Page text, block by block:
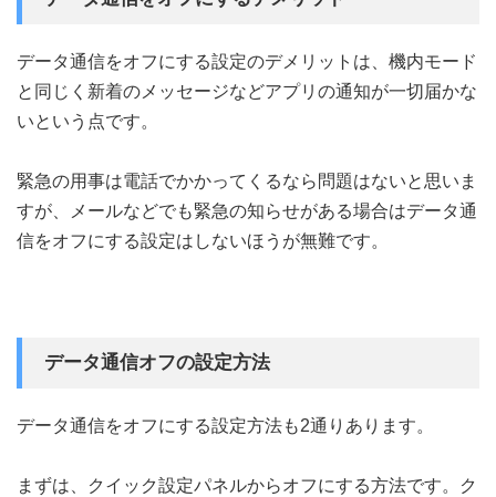
データ通信をオフにする設定のデメリットは、機内モード
と同じく新着のメッセージなどアプリの通知が一切届かな
いという点です。
緊急の用事は電話でかかってくるなら問題はないと思いま
すが、メールなどでも緊急の知らせがある場合はデータ通
信をオフにする設定はしないほうが無難です。
データ通信オフの設定方法
データ通信をオフにする設定方法も2通りあります。
まずは、クイック設定パネルからオフにする方法です。ク